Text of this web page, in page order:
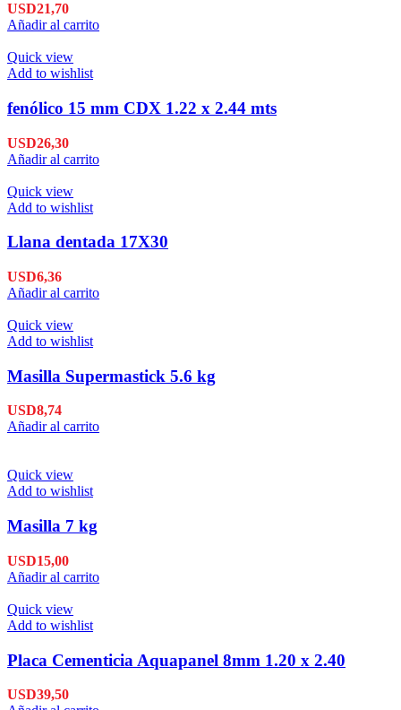
USD21,70
Añadir al carrito
Quick view
Add to wishlist
fenólico 15 mm CDX 1.22 x 2.44 mts
USD26,30
Añadir al carrito
Quick view
Add to wishlist
Llana dentada 17X30
USD6,36
Añadir al carrito
Quick view
Add to wishlist
Masilla Supermastick 5.6 kg
USD8,74
Añadir al carrito
Quick view
Add to wishlist
Masilla 7 kg
USD15,00
Añadir al carrito
Quick view
Add to wishlist
Placa Cementicia Aquapanel 8mm 1.20 x 2.40
USD39,50